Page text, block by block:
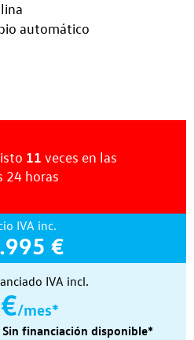
automático
11 veces en las
24 horas
IVA inc.
€
IVA incl.
/mes*
Sin financiación disponible*